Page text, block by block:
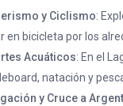
y Ciclismo:
en bicicleta por los
Acuáticos: En el
natación y
y Cruce a